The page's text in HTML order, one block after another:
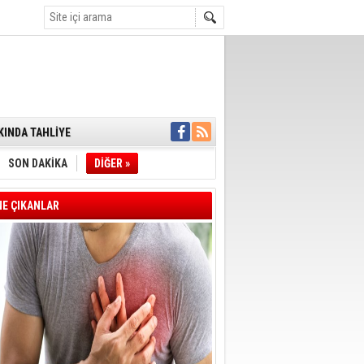
DERNEĞİ
ÇİZGİMİZ
ALANA
KARARTMA
VERİLDİ
VELİ AĞBABA
ÇERÇEVE YASA
BAŞLADI
SON DAKİKA DİĞER »
ÇIKANLAR